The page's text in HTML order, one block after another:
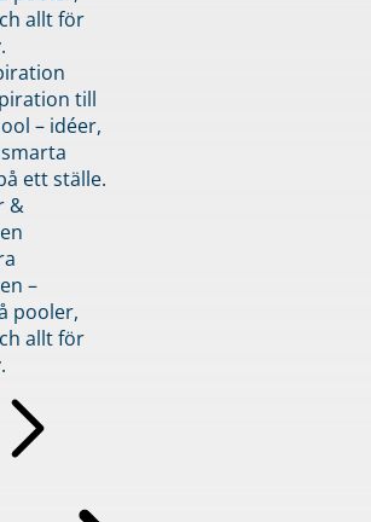
allt för
till
– idéer,
ett ställe.
&
–
pooler,
allt för